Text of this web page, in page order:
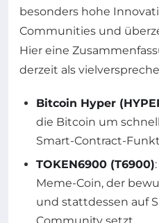
besonders hohe
Communities und
Hier eine
derzeit als
Bitcoin Hyper
die Bitcoin um
Smart-Contract-
TOKEN6900 (T6900)
Meme-Coin, der
und stattdessen auf